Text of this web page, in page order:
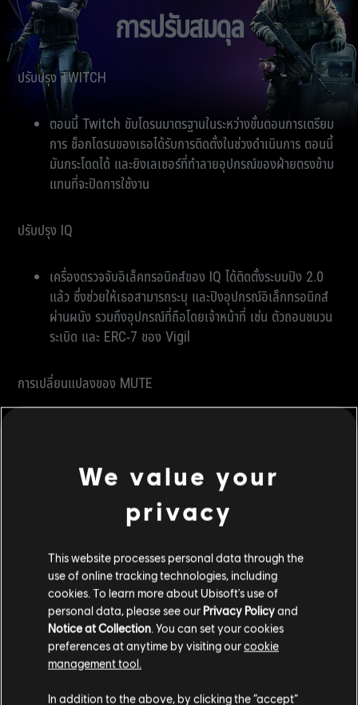
การปรับสมดุล
ปรับปรุง TWITCH
ตอนนี้ Twitch ขับโดรนมาตรฐานในระหว่างขั้นตอนการเตรียม
การ ช็อกโดรนของเธอได้รับการติดตั้งในช่วงดำเนินการ ตอนนี้
มันกระโดดได้ และยิงเลเซอร์ที่ทำลายอุปกรณ์ของฝ่ายตรงข้าม
แทนที่จะปิดการใช้งาน
ปรับปรุง IQ
เครื่องตรวจจับอิเล็คทรอนิคส์ของ IQ ได้ติดตั้งระบบปิง 2.0
แล้ว ซึ่งช่วยให้เธอสามารถระบุ และปิงอุปกรณ์อิเล็กทรอนิกส์
ผ่านผนัง รวมถึงอุปกรณ์ที่ถือโดยเจ้าหน้าที่ เช่น ตัวถอนชนวน
ระเบิด และ ERC-7 ของ Vigil
การเปลี่ยนแปลงของ MUTE
สว่างขึ้นเมื่อใช้งาน
การเปลี่ยนแปลงของ FUZE
ระเบิดคลัสเตอร์ของ Fuze สามารถนำไปใช้กับพื้นผิวเสริมแรง
ได้แล้ว เมื่อจุดระเบิด ระเบิดย่อยจะใช้เวลาเพิ่มขึ้นในการเคลื่อน
ผ่านพื้นผิวเสริมแรง ในขณะที่ระเบิดจะทะลุผ่านพื้นผิวที่อ่อนนุ่ม
ในทันที
การเปลี่ยนแปลงการตรวจจับแฟลช
We value your
privacy
This website processes personal data through the
use of online tracking technologies, including
cookies. To learn more about Ubisoft's use of
personal data, please see our Privacy Policyand
Notice at Collection. You can set your cookies
preferences at anytime by visiting ourcookie
management tool.
In addition to the above, by clicking the “accept”